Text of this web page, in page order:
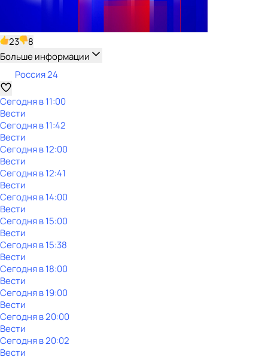
23
8
Больше информации
Россия 24
Сегодня в 11:00
Вести
Сегодня в 11:42
Вести
Сегодня в 12:00
Вести
Сегодня в 12:41
Вести
Сегодня в 14:00
Вести
Сегодня в 15:00
Вести
Сегодня в 15:38
Вести
Сегодня в 18:00
Вести
Сегодня в 19:00
Вести
Сегодня в 20:00
Вести
Сегодня в 20:02
Вести